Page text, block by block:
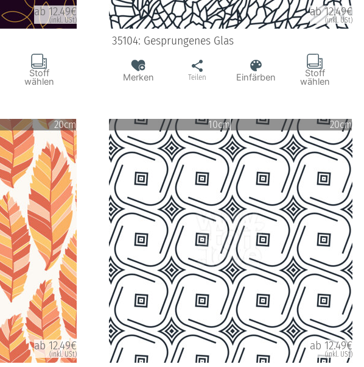
ab 12.49€
(inkl. USt)
Stoff
wählen
ab 12.49€
(inkl. USt)
35104: Gesprungenes Glas
Merken Teilen Einfärben Stoff
wählen
20cm
ab 12.49€
(inkl. USt)
10cm 20cm
ab 12.49€
(inkl. USt)